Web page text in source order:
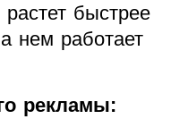
быстрее
нем работает
рекламы: